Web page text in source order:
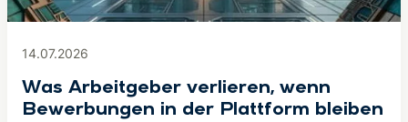
14.07.2026
Was Arbeitgeber verlieren, wenn
Bewerbungen in der Plattform bleiben